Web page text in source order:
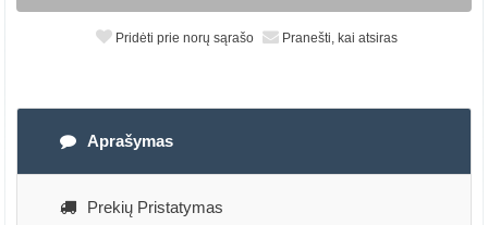
Pridėti prie norų sąrašo Pranešti, kai atsiras
Aprašymas
Prekių Pristatymas